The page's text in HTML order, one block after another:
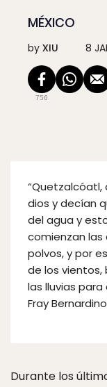
MÉXICO
by XIU 8
756
dios y decían
del agua y
comienzan las
polvos, y por
de los vientos,
las lluvias para
Fray
Durante los